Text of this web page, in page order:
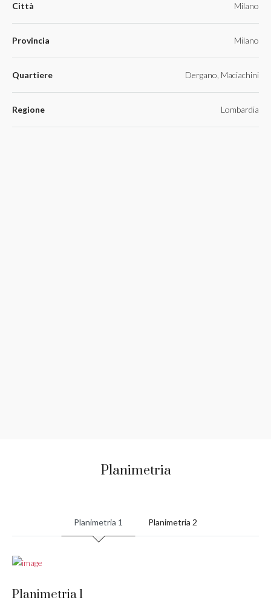
Città Milano
Provincia Milano
Quartiere Dergano, Maciachini
Regione Lombardia
Planimetria
Planimetria 1 Planimetria 2
Planimetria 1